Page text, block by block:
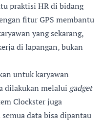
praktisi HR di bidang
fitur GPS membantu
yang sekarang,
di lapangan, bukan
untuk karyawan
dilakukan melalui gadget
Clocksterjuga
data bisa dipantau